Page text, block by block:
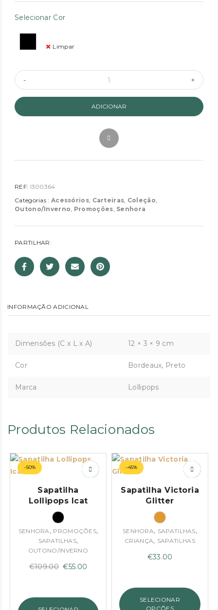
Selecionar Cor
Limpar
ADICIONAR
REF: I300364
Categorias : Acessórios, Carteiras, Coleção,
Outono/Inverno, Promoções, Senhora
PARTILHAR:
INFORMAÇÃO ADICIONAL
Dimensões (C x L x A) 12 × 3 × 9 cm
Cor Bordeaux, Preto
Marca Lollipops
Produtos Relacionados
–50%
Sapatilha
Lollipops Icat
SENHORA, PROMOÇÕES,
SAPATILHAS,
OUTONO/INVERNO
€109.00 O
€55.00
é:
–45%
Sapatilha Victoria
Glitter
SENHORA, SAPATILHAS,
CRIANÇA, SAPATILHAS
€33.00
SELECIONAR
OPÇÕES